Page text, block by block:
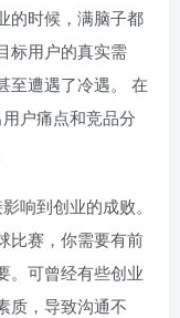
的时候，满脑子都
标用户的真实需
至遭遇了冷遇。 在
用户痛点和竞品分
响到创业的成败。
比赛，你需要有前
。可曾经有些创业
质，导致沟通不